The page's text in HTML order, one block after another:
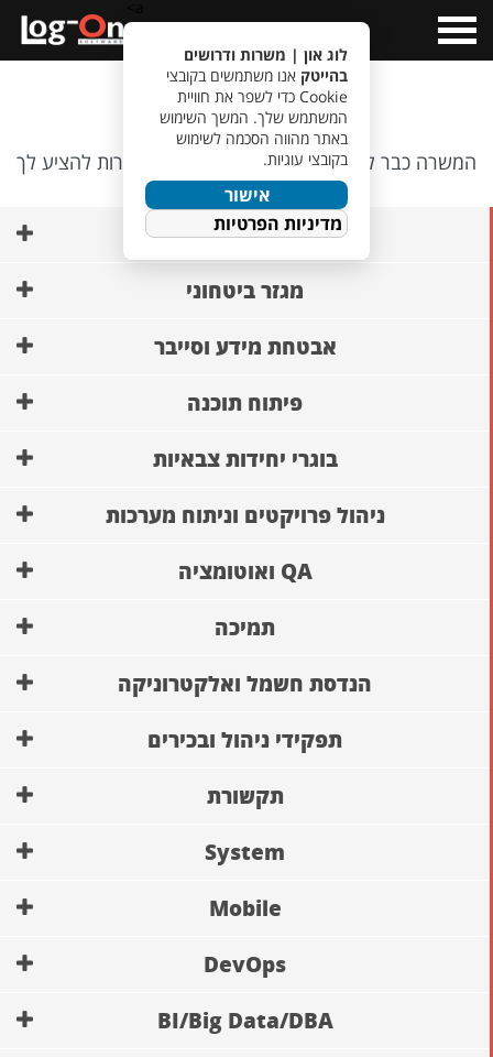
Menu
אופס…
המשרה כבר לא קיימת, אבל יש לנו משרות אחרות להציע לך
🙂
AI ופיתוח מודלים
מגזר ביטחוני
אבטחת מידע וסייבר
פיתוח תוכנה
בוגרי יחידות צבאיות
ניהול פרויקטים וניתוח מערכות
QA ואוטומציה
תמיכה
הנדסת חשמל ואלקטרוניקה
תפקידי ניהול ובכירים
תקשורת
System
Mobile
DevOps
BI/Big Data/DBA
לוג און | משרות ודרושים
בהייטק אנו משתמשים בקובצי
Cookie כדי לשפר את חוויית
המשתמש שלך. המשך השימוש
באתר מהווה הסכמה לשימוש
בקובצי עוגיות.
אישור
מדיניות הפרטיות